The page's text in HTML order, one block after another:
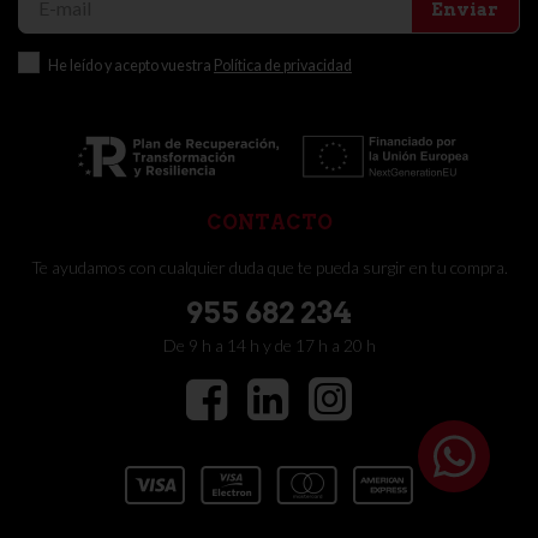
Enviar
He leído y acepto vuestra Política de privacidad
CONTACTO
Te ayudamos con cualquier duda que te pueda surgir en tu compra.
955 682 234
De 9 h a 14 h y de 17 h a 20 h